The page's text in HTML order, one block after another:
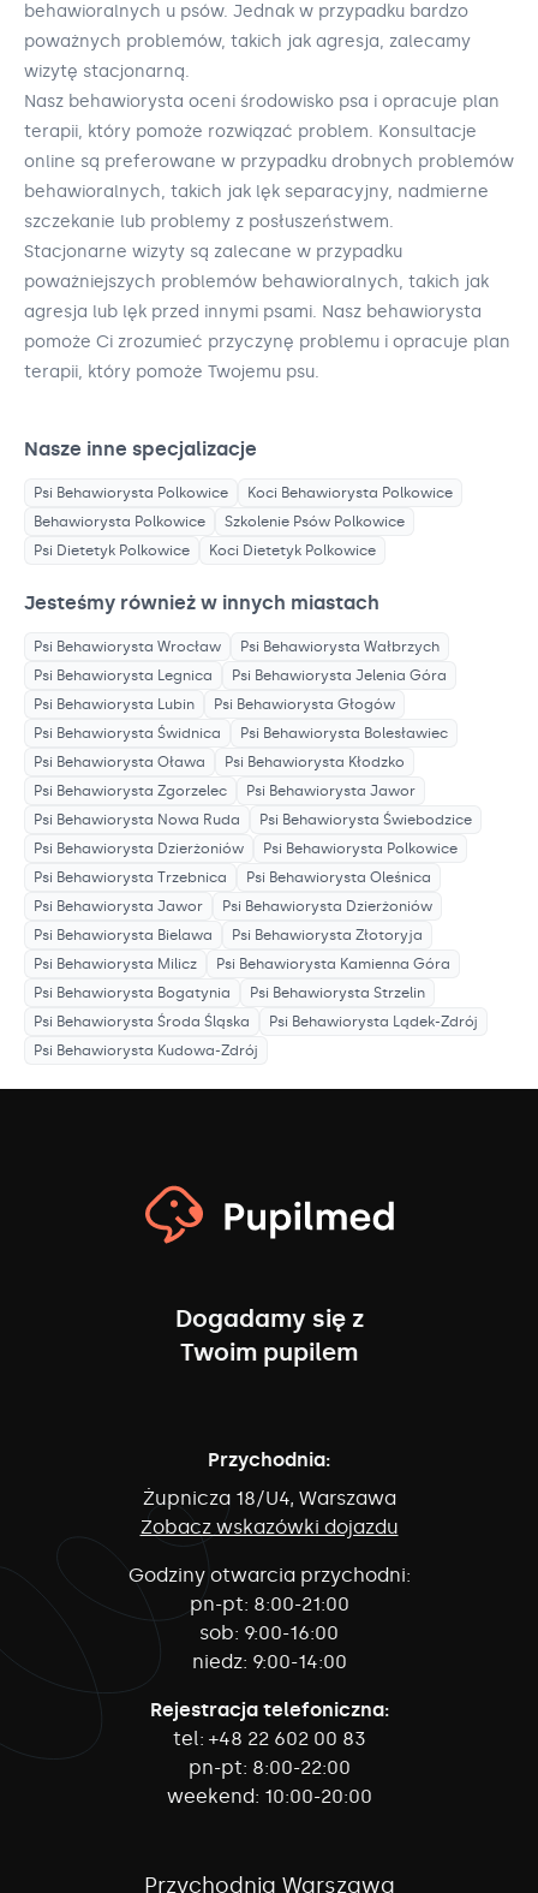
behawioralnych u psów. Jednak w przypadku bardzo
poważnych problemów, takich jak agresja, zalecamy
wizytę stacjonarną.
Nasz behawiorysta oceni środowisko psa i opracuje plan
terapii, który pomoże rozwiązać problem. Konsultacje
online są preferowane w przypadku drobnych problemów
behawioralnych, takich jak lęk separacyjny, nadmierne
szczekanie lub problemy z posłuszeństwem.
Stacjonarne wizyty są zalecane w przypadku
poważniejszych problemów behawioralnych, takich jak
agresja lub lęk przed innymi psami. Nasz behawiorysta
pomoże Ci zrozumieć przyczynę problemu i opracuje plan
terapii, który pomoże Twojemu psu.
Nasze inne specjalizacje
Psi Behawiorysta Polkowice Koci Behawiorysta Polkowice
Behawiorysta Polkowice Szkolenie Psów Polkowice
Psi Dietetyk Polkowice Koci Dietetyk Polkowice
Jesteśmy również w innych miastach
Psi Behawiorysta Wrocław Psi Behawiorysta Wałbrzych
Psi Behawiorysta Legnica Psi Behawiorysta Jelenia Góra
Psi Behawiorysta Lubin Psi Behawiorysta Głogów
Psi Behawiorysta Świdnica Psi Behawiorysta Bolesławiec
Psi Behawiorysta Oława Psi Behawiorysta Kłodzko
Psi Behawiorysta Zgorzelec Psi Behawiorysta Jawor
Psi Behawiorysta Nowa Ruda Psi Behawiorysta Świebodzice
Psi Behawiorysta Dzierżoniów Psi Behawiorysta Polkowice
Psi Behawiorysta Trzebnica Psi Behawiorysta Oleśnica
Psi Behawiorysta Jawor Psi Behawiorysta Dzierżoniów
Psi Behawiorysta Bielawa Psi Behawiorysta Złotoryja
Psi Behawiorysta Milicz Psi Behawiorysta Kamienna Góra
Psi Behawiorysta Bogatynia Psi Behawiorysta Strzelin
Psi Behawiorysta Środa Śląska Psi Behawiorysta Lądek-Zdrój
Psi Behawiorysta Kudowa-Zdrój
Dogadamy się z
Twoim pupilem
Przychodnia:
Żupnicza 18/U4, Warszawa
Zobacz wskazówki dojazdu
Godziny otwarcia przychodni:
pn-pt: 8:00-21:00
sob: 9:00-16:00
niedz: 9:00-14:00
Rejestracja telefoniczna:
tel: +48 22 602 00 83
pn-pt: 8:00-22:00
weekend: 10:00-20:00
Przychodnia Warszawa